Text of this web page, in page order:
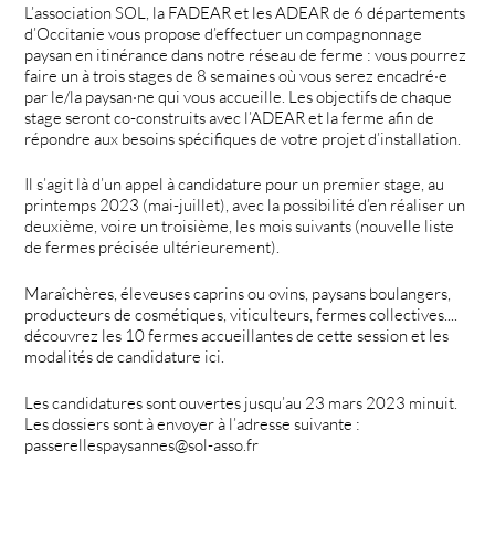
L’association SOL, la FADEAR et les ADEAR de 6 départements
d’Occitanie vous propose d’effectuer un compagnonnage
paysan en itinérance dans notre réseau de ferme : vous pourrez
faire un à trois stages de 8 semaines où vous serez encadré·e
par le/la paysan·ne qui vous accueille. Les objectifs de chaque
stage seront co-construits avec l’ADEAR et la ferme afin de
répondre aux besoins spécifiques de votre projet d’installation.
Il s’agit là d’un appel à candidature pour un premier stage, au
printemps 2023 (mai-juillet), avec la possibilité d’en réaliser un
deuxième, voire un troisième, les mois suivants (nouvelle liste
de fermes précisée ultérieurement).
Maraîchères, éleveuses caprins ou ovins, paysans boulangers,
producteurs de cosmétiques, viticulteurs, fermes collectives....
découvrez les 10 fermes accueillantes de cette session et les
modalités de candidature ici.
Les candidatures sont ouvertes jusqu’au 23 mars 2023 minuit.
Les dossiers sont à envoyer à l’adresse suivante :
passerellespaysannes@sol-asso.fr